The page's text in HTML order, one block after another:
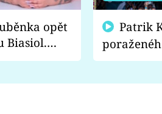
opět
Biasiol.
falešná a
fanoušci